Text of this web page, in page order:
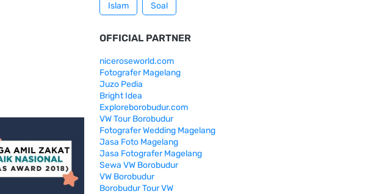
Islam Soal
OFFICIAL PARTNER
niceroseworld.com
Fotografer Magelang
Juzo Pedia
Bright Idea
Exploreborobudur.com
VW Tour Borobudur
Fotografer Wedding Magelang
Jasa Foto Magelang
Jasa Fotografer Magelang
Sewa VW Borobudur
VW Borobudur
Borobudur Tour VW